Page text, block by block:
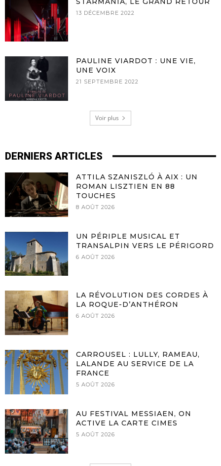
13 DÉCEMBRE 2022
PAULINE VIARDOT : UNE VIE,
UNE VOIX
21 SEPTEMBRE 2022
Voir plus
DERNIERS ARTICLES
ATTILA SZANISZLÓ À AIX : UN
ROMAN LISZTIEN EN 88
TOUCHES
8 AOÛT 2026
UN PÉRIPLE MUSICAL ET
TRANSALPIN VERS LE PÉRIGORD
6 AOÛT 2026
LA RÉVOLUTION DES CORDES À
LA ROQUE-D’ANTHÉRON
6 AOÛT 2026
CARROUSEL : LULLY, RAMEAU,
LALANDE AU SERVICE DE LA
FRANCE
5 AOÛT 2026
AU FESTIVAL MESSIAEN, ON
ACTIVE LA CARTE CIMES
5 AOÛT 2026